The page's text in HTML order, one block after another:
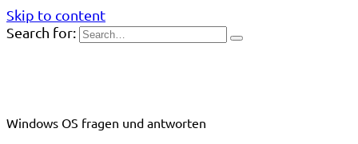
Skip to content
Search for:
Windows OS fragen und antworten